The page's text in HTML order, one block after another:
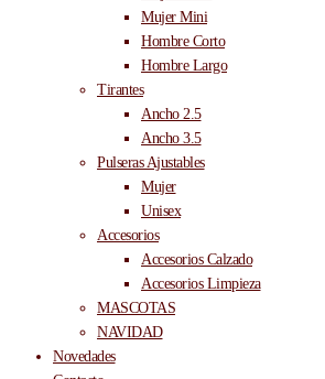
Mujer Mini
Hombre Corto
Hombre Largo
Tirantes
Ancho 2.5
Ancho 3.5
Pulseras Ajustables
Mujer
Unisex
Accesorios
Accesorios Calzado
Accesorios Limpieza
MASCOTAS
NAVIDAD
Novedades